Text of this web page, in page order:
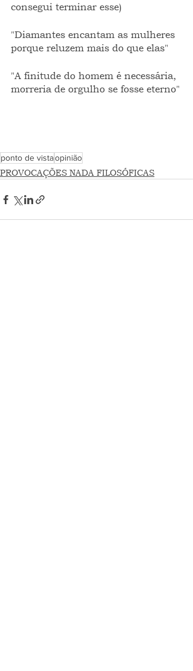
consegui terminar esse)
"Diamantes encantam as mulheres
porque reluzem mais do que elas"
"A finitude do homem é necessária,
morreria de orgulho se fosse eterno"
ponto de vistaopinião
PROVOCAÇÕES NADA FILOSÓFICAS